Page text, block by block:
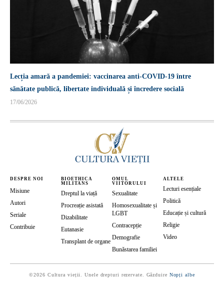
Lecția amară a pandemiei: vaccinarea anti-COVID-19 între
sănătate publică, libertate individuală și încredere socială
17/06/2026
DESPRE NOI
Misiune
Autori
Seriale
Contribuie
BIOETHICA
MILITANS
Dreptul la viață
Procreație asistată
Dizabilitate
Eutanasie
Transplant de organe
OMUL
VIITORULUI
Sexualitate
Homosexualitate și
LGBT
Contracepție
Demografie
Bunăstarea familiei
ALTELE
Lecturi esențiale
Politică
Educație și cultură
Religie
Video
©2026 Cultura vieții. Unele drepturi rezervate. Găzduire Nopți albe